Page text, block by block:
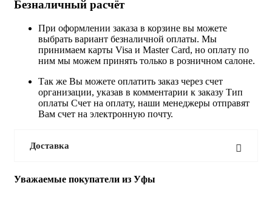
Безналичный расчёт
При оформлении заказа в корзине вы можете
выбрать вариант безналичной оплаты. Мы
принимаем карты Visa и Master Card, но оплату по
ним мы можем принять только в розничном салоне.
Так же Вы можете оплатить заказ через счет
организации, указав в комментарии к заказу Тип
оплаты Счет на оплату, наши менеджеры отправят
Вам счет на электронную почту.
Доставка
Уважаемые покупатели из Уфы